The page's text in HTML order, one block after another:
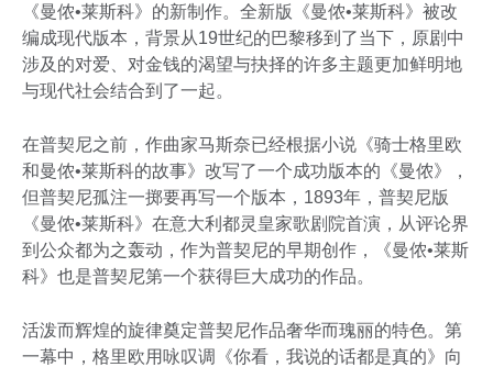
《曼侬•莱斯科》的新制作。全新版《曼侬•莱斯科》被改
编成现代版本，背景从19世纪的巴黎移到了当下，原剧中
涉及的对爱、对金钱的渴望与抉择的许多主题更加鲜明地
与现代社会结合到了一起。
在普契尼之前，作曲家马斯奈已经根据小说《骑士格里欧
和曼侬•莱斯科的故事》改写了一个成功版本的《曼侬》，
但普契尼孤注一掷要再写一个版本，1893年，普契尼版
《曼侬•莱斯科》在意大利都灵皇家歌剧院首演，从评论界
到公众都为之轰动，作为普契尼的早期创作，《曼侬•莱斯
科》也是普契尼第一个获得巨大成功的作品。
活泼而辉煌的旋律奠定普契尼作品奢华而瑰丽的特色。第
一幕中，格里欧用咏叹调《你看，我说的话都是真的》向